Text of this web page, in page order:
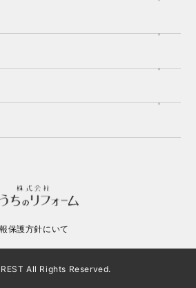
保護方針にいて
All Rights Reserved.